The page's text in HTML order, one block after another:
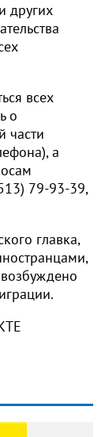
других
всех
о
части
а
79-93-39,
главка,